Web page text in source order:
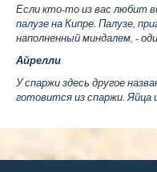
Если кто-то из вас любит
палузе на Кипре. Палузе,
наполненный миндалем, -
Айрелли
У спаржи здесь другое
готовится из спаржи.